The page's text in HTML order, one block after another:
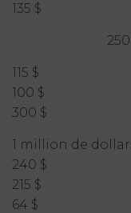
135 $
115 $
100 $
300 $
1 million de
240 $
215 $
64 $